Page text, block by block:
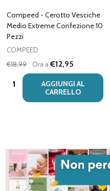
Compeed - Cerotto Vesciche
Medio Extreme Confezione 10
Pezzi
COMPEED
€18,99
Ora a€12,95
Quantità:
AGGIUNGI AL
CARRELLO